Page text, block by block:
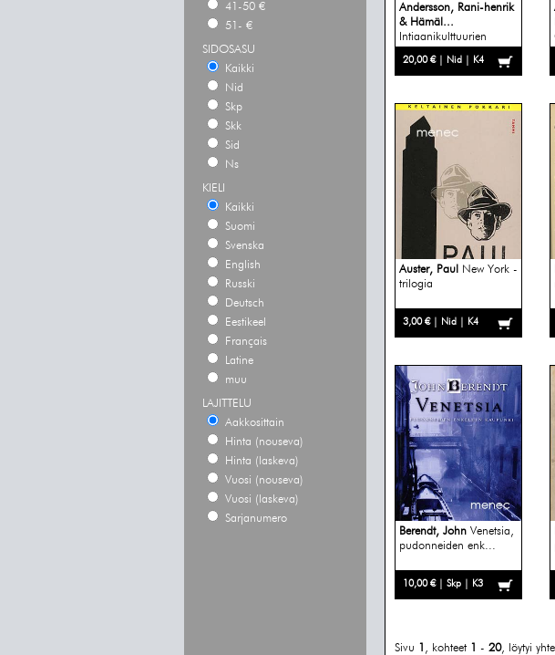
41-50 €
51- €
SIDOSASU
Kaikki
Nid
Skp
Skk
Sid
Ns
KIELI
Kaikki
Suomi
Svenska
English
Russki
Deutsch
Eestikeel
Français
Latine
muu
LAJITTELU
Aakkosittain
Hinta (nouseva)
Hinta (laskeva)
Vuosi (nouseva)
Vuosi (laskeva)
Sarjanumero
Andersson, Rani-henrik
& Hämäl...
Intiaanikulttuurien
20,00 € | Nid | K4
Auster, Paul
New York -
trilogia
3,00 € | Nid | K4
Berendt, John Venetsia,
pudonneiden enk...
10,00 € | Skp | K3
Sivu 1 , kohteet 1 - 20, löytyi